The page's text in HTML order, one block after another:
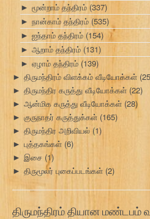
► மூன்றாம் தந்திரம் (337)
► நான்காம் தந்திரம் (535)
► ஐந்தாம் தந்திரம் (154)
► ஆறாம் தந்திரம் (131)
► ஏழாம் தந்திரம் (139)
► திருமந்திரம் விளக்கம் வீடியோக்கள்
► திருமந்திர கருத்து வீடியோக்கள் (22)
► ஆன்மிக கருத்து வீடியோக்கள் (28)
► குருநாதர் கருத்துக்கள் (165)
► திருமந்திர அறிவியல் (1)
► புத்தகங்கள் (6)
► இசை (1)
► திருமூலர் புகைப்படங்கள் (2)
திருமந்திரம் தியான மண்டபம்